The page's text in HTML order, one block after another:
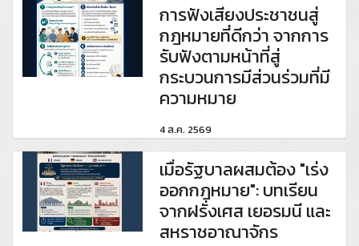
การฟังเสียงประชาชนสู่
กฎหมายที่ดีกว่า จากการ
รับฟังตามหน้าที่สู่
กระบวนการมีส่วนร่วมที่มี
ความหมาย
4 ส.ค. 2569
เมื่อรัฐบาลผสมต้อง "เร่ง
ออกกฎหมาย": บทเรียน
จากฝรั่งเศส เยอรมนี และ
สหราชอาณาจักร